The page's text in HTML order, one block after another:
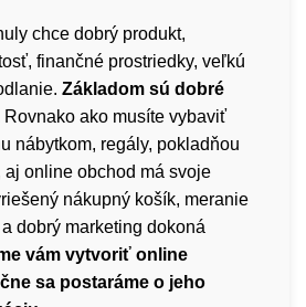
chce dobrý produkt,
finančné prostriedky, veľkú
Základom sú dobré
Rovnako ako musíte vybaviť
nábytkom, regály, pokladňou
online obchod má svoje
nákupný košík, meranie
dobrý marketing dokoná
vám vytvoriť online
sa postaráme o jeho